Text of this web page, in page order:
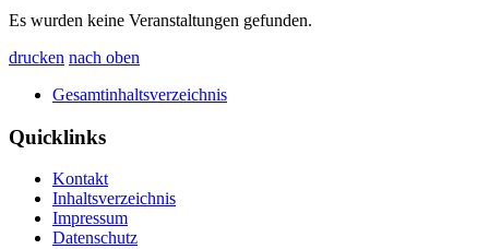
Es wurden keine Veranstaltungen gefunden.
drucken nach oben
Gesamtinhaltsverzeichnis
Quicklinks
Kontakt
Inhaltsverzeichnis
Impressum
Datenschutz